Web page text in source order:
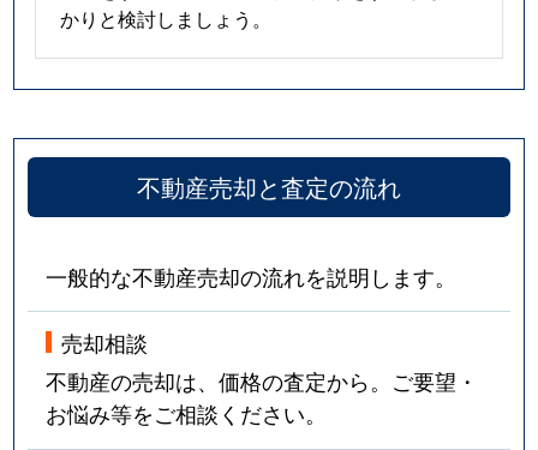
かりと検討しましょう。
不動産売却と査定の流れ
一般的な不動産売却の流れを説明します。
売却相談
不動産の売却は、価格の査定から。ご要望・
お悩み等をご相談ください。